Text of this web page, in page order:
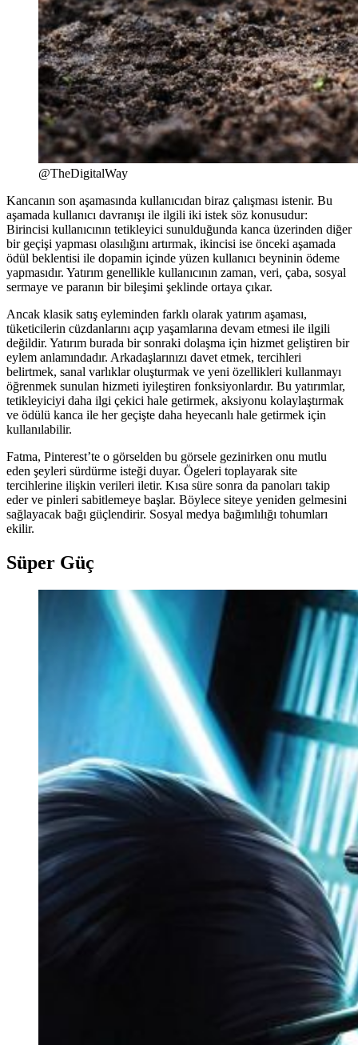
@TheDigitalWay
Kancanın son aşamasında kullanıcıdan biraz çalışması istenir. Bu
aşamada kullanıcı davranışı ile ilgili iki istek söz konusudur:
Birincisi kullanıcının tetikleyici sunulduğunda kanca üzerinden diğer
bir geçişi yapması olasılığını artırmak, ikincisi ise önceki aşamada
ödül beklentisi ile dopamin içinde yüzen kullanıcı beyninin ödeme
yapmasıdır. Yatırım genellikle kullanıcının zaman, veri, çaba, sosyal
sermaye ve paranın bir bileşimi şeklinde ortaya çıkar.
Ancak klasik satış eyleminden farklı olarak yatırım aşaması,
tüketicilerin cüzdanlarını açıp yaşamlarına devam etmesi ile ilgili
değildir. Yatırım burada bir sonraki dolaşma için hizmet geliştiren bir
eylem anlamındadır. Arkadaşlarınızı davet etmek, tercihleri
belirtmek, sanal varlıklar oluşturmak ve yeni özellikleri kullanmayı
öğrenmek sunulan hizmeti iyileştiren fonksiyonlardır. Bu yatırımlar,
tetikleyiciyi daha ilgi çekici hale getirmek, aksiyonu kolaylaştırmak
ve ödülü kanca ile her geçişte daha heyecanlı hale getirmek için
kullanılabilir.
Fatma, Pinterest’te o görselden bu görsele gezinirken onu mutlu
eden şeyleri sürdürme isteği duyar. Ögeleri toplayarak site
tercihlerine ilişkin verileri iletir. Kısa süre sonra da panoları takip
eder ve pinleri sabitlemeye başlar. Böylece siteye yeniden gelmesini
sağlayacak bağı güçlendirir. Sosyal medya bağımlılığı tohumları
ekilir.
Süper Güç